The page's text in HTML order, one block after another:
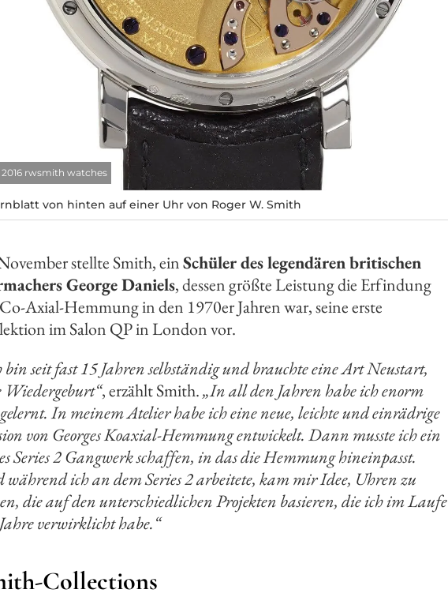
2016 rwsmith watches
von hinten auf einer Uhr von Roger W. Smith
stellte Smith, einSchüler des legendären britischen
George Daniels, dessen größte Leistung die Erfindung
Axial-Hemmung in den 1970er Jahren war, seine erste
im Salon QP in London vor.
bin seit fast 15 Jahren selbständig und brauchte eine Art Neustart,
Wiedergeburt“, erzählt Smith.„In all den Jahren habe ich enorm
In meinem Atelier habe ich eine neue, leichte und einrädrige
von Georges Koaxial-Hemmung entwickelt. Dann musste ich ein
Series 2 Gangwerk schaffen, in das die Hemmung hineinpasst.
während ich an dem Series 2 arbeitete, kam mir Idee, Uhren zu
die auf den unterschiedlichen Projekten basieren, die ich im Laufe
verwirklicht habe.“
Collections